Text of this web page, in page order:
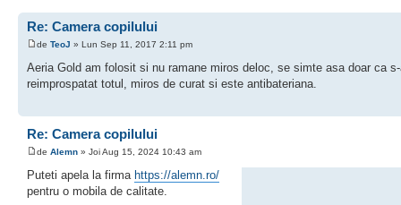
Re: Camera copilului
de TeoJ » Lun Sep 11, 2017 2:11 pm
Aeria Gold am folosit si nu ramane miros deloc, se simte asa doar ca
reimprospatat totul, miros de curat si este antibateriana.
Re: Camera copilului
de Alemn » Joi Aug 15, 2024 10:43 am
Puteti apela la firma https://alemn.ro/
pentru o mobila de calitate.